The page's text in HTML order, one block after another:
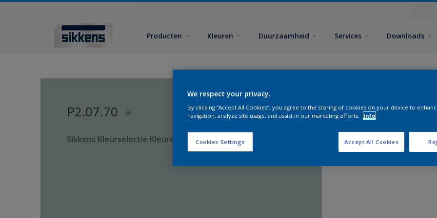
Producten Kleuren Duurzaamheid Services Downloads
P2.07.70
Sikkens Kleurselectie Kleuren
We respect your privacy.
By clicking “Accept All Cookies”, you agree to the storing of cookies on your device to
navigation, analyze site usage, and assist in our marketing efforts.
Info
Cookies Settings Accept All Cookies